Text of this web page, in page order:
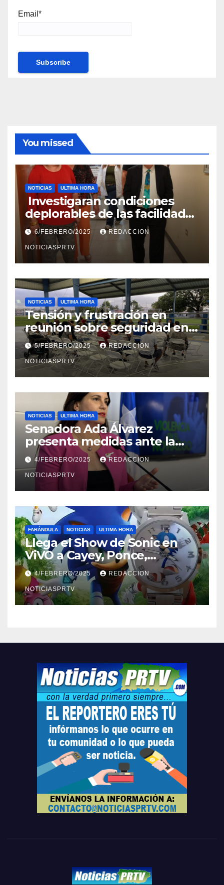
Email*
You missed
NOTICIAS ULTIMA HORA
Investigaran condiciones
deplorables de las facilidades
el Departamento de la Salud
en Mayagüez
6/FEBRERO/2025 REDACCION
NOTICIASPRTV
NOTICIAS ULTIMA HORA
Tensión y frustración en
reunión sobre seguridad en
Reparto Metropolitano
5/FEBRERO/2025 REDACCION
NOTICIASPRTV
NOTICIAS ULTIMA HORA
Senadora Ada Álvarez
presenta medidas ante la
violencia en el noviazgo
4/FEBRERO/2025 REDACCION
NOTICIASPRTV
FARÁNDULA NOTICIAS ULTIMA HORA
Llega el Show de Sonic en
ViVO a Cayey, Ponce,
Barceloneta y Humacao,
Relojes gratis para el que
compre ahora….
4/FEBRERO/2025 REDACCION
NOTICIASPRTV